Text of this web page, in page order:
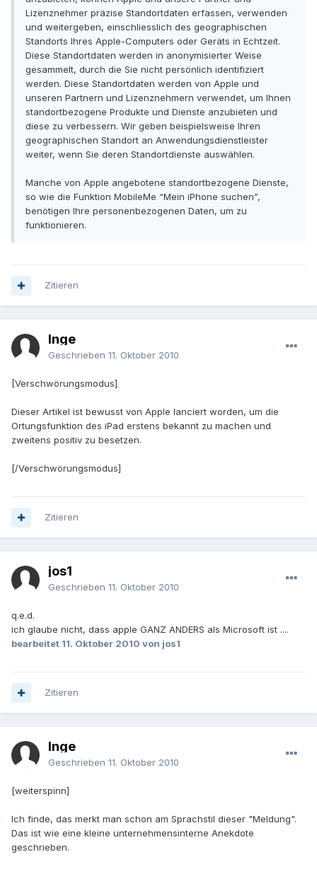
Lizenznehmer präzise Standortdaten erfassen, verwenden
und weitergeben, einschliesslich des geographischen
Standorts Ihres Apple-Computers oder Geräts in Echtzeit.
Diese Standortdaten werden in anonymisierter Weise
gesammelt, durch die Sie nicht persönlich identifiziert
werden. Diese Standortdaten werden von Apple und
unseren Partnern und Lizenznehmern verwendet, um Ihnen
standortbezogene Produkte und Dienste anzubieten und
diese zu verbessern. Wir geben beispielsweise Ihren
geographischen Standort an Anwendungsdienstleister
weiter, wenn Sie deren Standortdienste auswählen.
Manche von Apple angebotene standortbezogene Dienste,
so wie die Funktion MobileMe “Mein iPhone suchen”,
benötigen Ihre personenbezogenen Daten, um zu
funktionieren.
Zitieren
Inge
Geschrieben 11. Oktober 2010
[Verschwörungsmodus]
Dieser Artikel ist bewusst von Apple lanciert worden, um die
Ortungsfunktion des iPad erstens bekannt zu machen und
zweitens positiv zu besetzen.
[/Verschwörungsmodus]
Zitieren
jos1
Geschrieben 11. Oktober 2010
q.e.d.
ich glaube nicht, dass apple GANZ ANDERS als Microsoft ist ....
bearbeitet 11. Oktober 2010 von jos1
Zitieren
Inge
Geschrieben 11. Oktober 2010
[weiterspinn]
Ich finde, das merkt man schon am Sprachstil dieser "Meldung".
Das ist wie eine kleine unternehmensinterne Anekdote
geschrieben.